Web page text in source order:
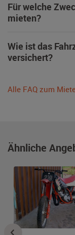
Für welche
mieten?
Wie ist das
versichert?
Alle FAQ zum
Ähnliche